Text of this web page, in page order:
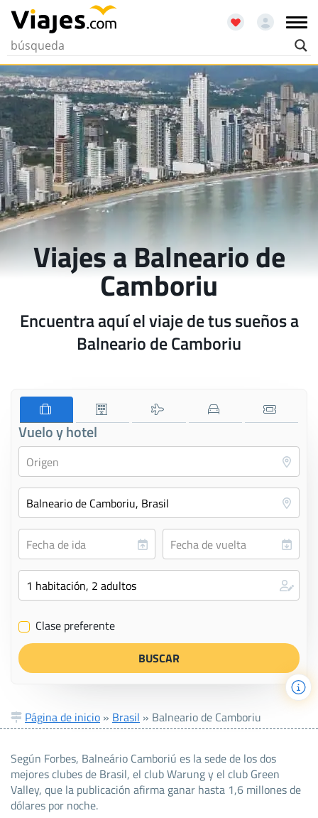
Viajes a Balneario de
Camboriu
Encuentra aquí el viaje de tus sueños a
Balneario de Camboriu
Vuelo y hotel
✔ Clase preferente
Página de inicio » Brasil » Balneario de Camboriu
Según Forbes, Balneário Camboriú es la sede de los dos
mejores clubes de Brasil, el club Warung y el club Green
Valley, que la publicación afirma ganar hasta 1,6 millones de
dólares por noche.